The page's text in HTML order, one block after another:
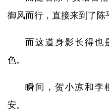
御风而行，直接来到了陈
而这道身影长得也
色。
瞬间，贺小凉和李
安。